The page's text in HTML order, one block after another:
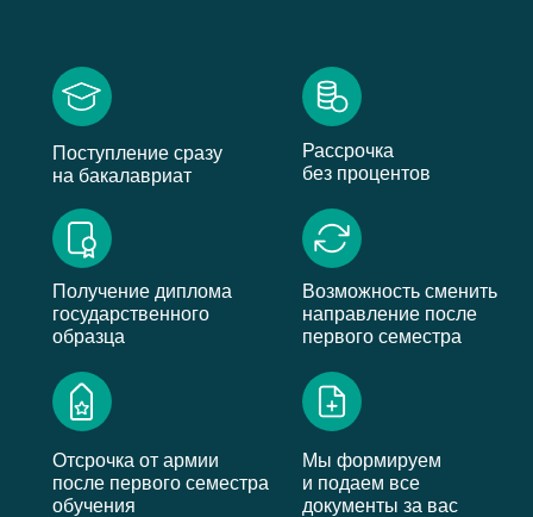
Возможность сменить
направление после
первого семестра
Мы формируем
и подаем все
документы за вас
Поступление сразу
на бакалавриат
Отсрочка от армии
после первого семестра
обучения
Получение диплома
государственного
образца
Рассрочка
без процентов